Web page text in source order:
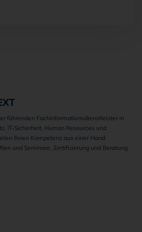
führenden Fachinformationsdienstleister in
IT-Sicherheit, Human Resources und
Ihnen Kompetenz aus einer Hand:
und Seminare, Zertifizierung und Beratung.